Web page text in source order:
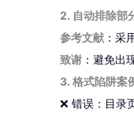
2. 自动排除部
参考文献 ：采
致谢 ：避免出
3. 格式陷阱案
❌ 错误：目录